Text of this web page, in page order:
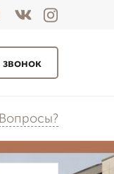
звонок
Вопросы?